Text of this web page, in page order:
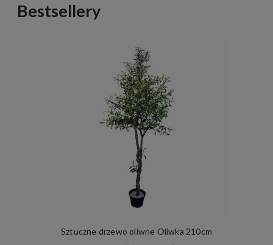
Bestsellery
Sztuczne drzewo oliwne Oliwka 210cm